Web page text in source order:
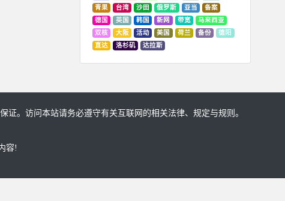
青果
台湾 沙田 俄罗斯 亚当
备案
德国
英国 韩国 新网 带宽
马来西亚
双核
大阪 活动 美国 荷兰 备份
德阳
直达
洛杉矶 达拉斯
。访问本站请务必遵守有关互联网的相关法律、规定与规则。
容!